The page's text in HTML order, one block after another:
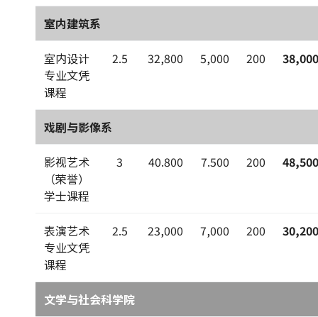
室内建筑系
室内设计
专业文凭
课程
2.5 32,800 5,000 200 38,000
戏剧与影像系
影视艺术
（荣誉）
学士课程
3 40.800 7.500 200 48,500
表演艺术
专业文凭
课程
2.5 23,000 7,000 200 30,200
文学与社会科学院